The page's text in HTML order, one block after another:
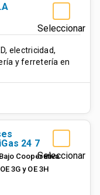
Seleccionar
electricidad,
y ferretería en
Seleccionar
24 7
Cooperativa
3G y OE 3H